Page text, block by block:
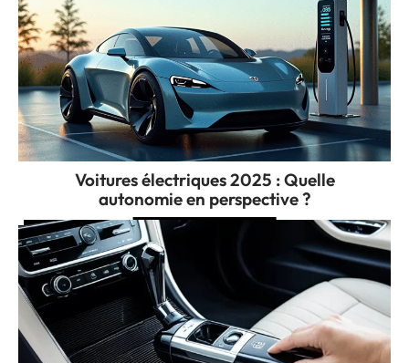
Voitures électriques 2025 : Quelle
autonomie en perspective ?